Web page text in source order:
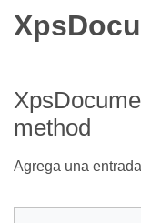
method
Agrega una